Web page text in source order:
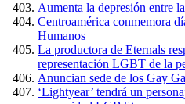
Aumenta la depresión entre
Centroamérica conmemora
Humanos
La productora de Eternals
representación LGBT de la
Anuncian sede de los Gay
‘Lightyear’ tendrá un